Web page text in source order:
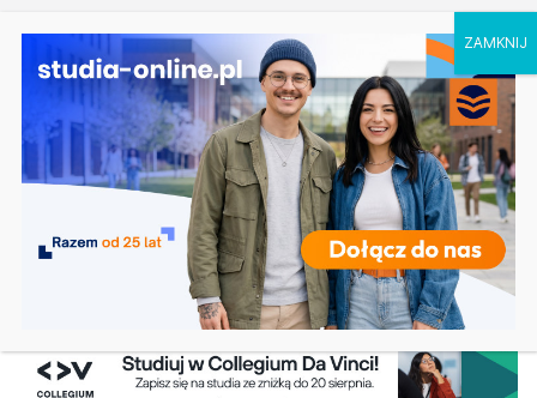
Ostatnie
wpisy:
Psychologia w biznesie – Uniwersytet WSB Merito
Bydgoszcz
Zarządzanie kryzysowe – Uniwersytet Komisji
Edukacji Narodowej w Krakowie
Mechanika i projektowanie maszyn w Warszawie
Komunikacja promocyjna i kryzysowa w
Katowicach
Studia sportowe w Radomiu